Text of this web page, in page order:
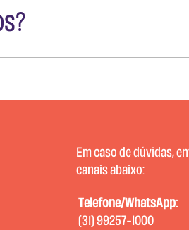
Em caso de dúvidas,
canais abaixo:
Telefone/WhatsApp:
(31) 99257-1000